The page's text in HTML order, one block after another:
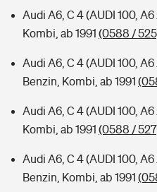
Audi A6, C 4 (AUDI 100,
Kombi, ab 1991 (0588 /
Audi A6, C 4 (AUDI 100,
Benzin, Kombi, ab 1991
Audi A6, C 4 (AUDI 100,
Kombi, ab 1991 (0588 /
Audi A6, C 4 (AUDI 100,
Benzin, Kombi, ab 1991